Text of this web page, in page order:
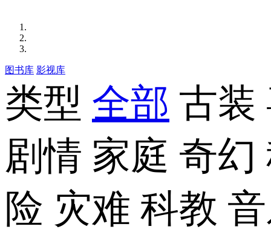
图书库 影视库
类型 全部 古装
剧情 家庭 奇幻
险 灾难 科教